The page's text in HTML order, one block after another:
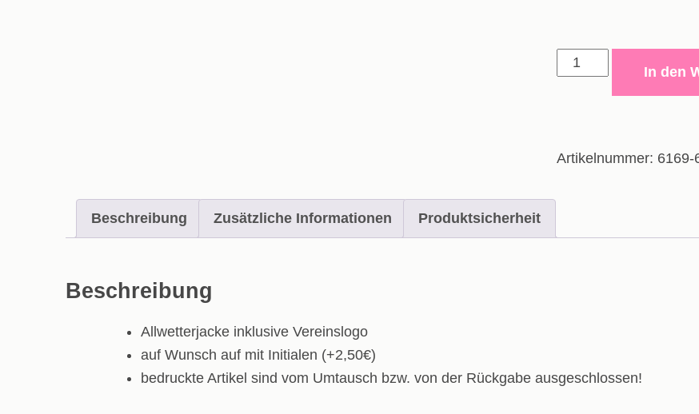
Allwetterjacke
Menge
In den
Artikelnummer: 6169-
Beschreibung Zusätzliche Informationen Produktsicherheit
Beschreibung
Allwetterjacke inklusive Vereinslogo
auf Wunsch auf mit Initialen (+2,50€)
bedruckte Artikel sind vom Umtausch bzw. von der Rückgabe ausgeschlossen!